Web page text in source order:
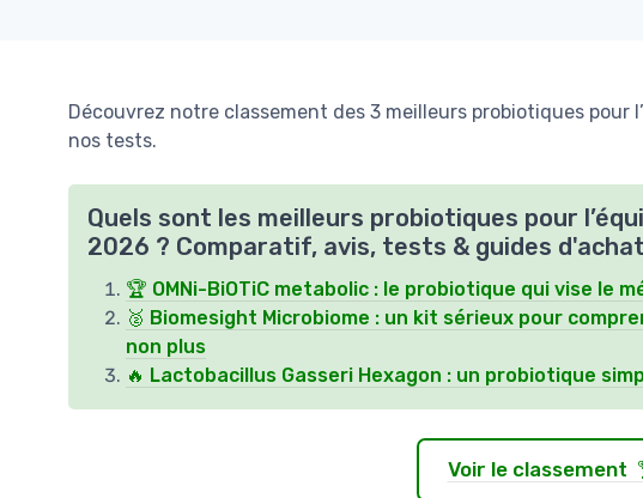
Découvrez notre classement des 3 meilleurs probiotiques pour
nos tests.
Quels sont les meilleurs probiotiques pour
2026 ? Comparatif, avis, tests & guides d'achat
🏆 OMNi-BiOTiC metabolic : le probiotique qui vise le
🥈 Biomesight Microbiome : un kit sérieux pour
non plus
🔥 Lactobacillus Gasseri Hexagon : un probiotique
Voir le classement